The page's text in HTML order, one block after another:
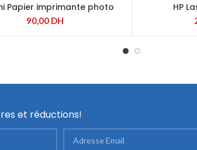
Papier imprimante photo
(TEJ4019GL)
90,00 DH
HP
et réductions!